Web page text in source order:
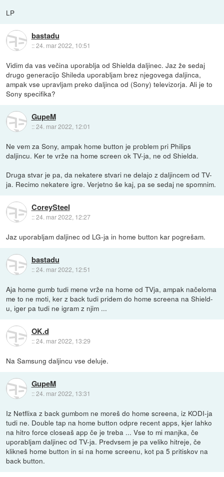
LP
bastadu
::24. mar 2022, 10:51
Vidim da vas večina uporablja od Shielda daljinec. Jaz že sedaj
drugo generacijo Shileda uporabljam brez njegovega daljinca,
ampak vse upravljam preko daljinca od (Sony) televizorja. Ali je to
Sony specifika?
GupeM
::24. mar 2022, 12:01
Ne vem za Sony, ampak home button je problem pri Philips
daljincu. Ker te vrže na home screen ok TV-ja, ne od Shielda.
Druga stvar je pa, da nekatere stvari ne delajo z daljincem od TV-
ja. Recimo nekatere igre. Verjetno še kaj, pa se sedaj ne spomnim.
CoreySteel
::24. mar 2022, 12:27
Jaz uporabljam daljinec od LG-ja in home button kar pogrešam.
bastadu
::24. mar 2022, 12:51
Aja home gumb tudi mene vrže na home od TVja, ampak načeloma
me to ne moti, ker z back tudi pridem do home screena na Shield-
u, iger pa tudi ne igram z njim ...
OK.d
::24. mar 2022, 13:29
Na Samsung daljincu vse deluje.
GupeM
::24. mar 2022, 13:31
Iz Netflixa z back gumbom ne moreš do home screena, iz KODI-ja
tudi ne. Double tap na home button odpre recent apps, kjer lahko
na hitro force closeaš app če je treba ... Vse to mi manjka, če
uporabljam daljinec od TV-ja. Predvsem je pa veliko hitreje, če
klikneš home button in si na home screenu, kot pa 5 pritiskov na
back button.